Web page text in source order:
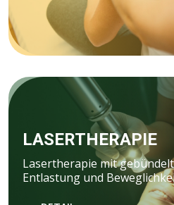
LASERTHERAPIE
Lasertherapie mit
Entlastung und